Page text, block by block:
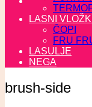
LASNI VLOŽKI
ČOPI
FRU
LASULJE
NEGA
brush-side